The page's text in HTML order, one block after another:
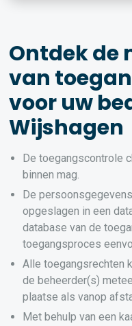
Ontdek de
van
voor uw
Wijshagen
De toegangscontrole
binnen mag.
De
opgeslagen in een
database van de
toegangsproces
Alle toegangsrechten
de beheerder(s)
plaatse als vanop
Met behulp van een